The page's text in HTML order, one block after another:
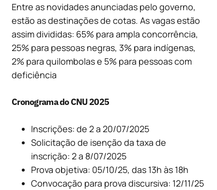
Entre as novidades anunciadas pelo governo,
estão as destinações de cotas. As vagas estão
assim divididas: 65% para ampla concorrência,
25% para pessoas negras, 3% para indígenas,
2% para quilombolas e 5% para pessoas com
deficiência
Cronograma do CNU 2025
Inscrições: de 2 a 20/07/2025
Solicitação de isenção da taxa de
inscrição: 2 a 8/07/2025
Prova objetiva: 05/10/25, das 13h às 18h
Convocação para prova discursiva: 12/11/25